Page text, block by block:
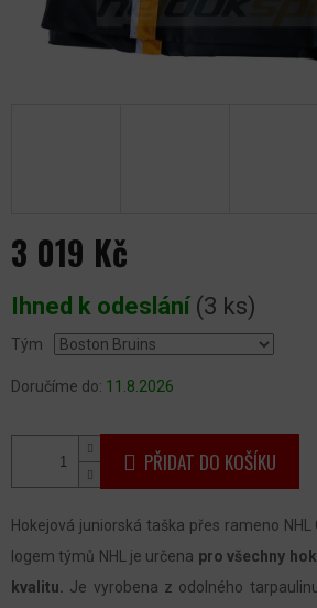
3 019 Kč
cena:
Ihned k odeslání (3 ks)
Tým
Doručíme do: 11.8.2026
PŘIDAT DO KOŠÍKU
Hokejová juniorská taška přes rameno
logem týmů NHL je určena pro všechny
kvalitu.
Je vyrobena z odolného